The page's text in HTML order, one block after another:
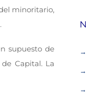
minoritario,
supuesto de
Capital. La